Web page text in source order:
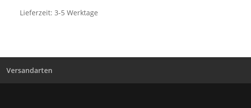
Lieferzeit:3-5 Werktage
Versandarten